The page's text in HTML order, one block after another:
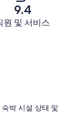
9.4
원 및 서비스
박 시설 상태 및